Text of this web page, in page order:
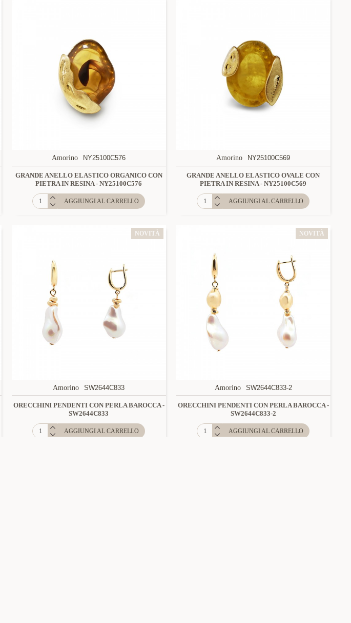
Amorino NY25100C576
GRANDE ANELLO ELASTICO ORGANICO CON
PIETRA IN RESINA - NY25100C576
AGGIUNGI AL CARRELLO
Amorino NY25100C569
GRANDE ANELLO ELASTICO OVALE CON
PIETRA IN RESINA - NY25100C569
AGGIUNGI AL CARRELLO
NOVITÀ
Amorino SW2644C833
ORECCHINI PENDENTI CON PERLA BAROCCA -
SW2644C833
AGGIUNGI AL CARRELLO
NOVITÀ
Amorino SW2644C833-2
ORECCHINI PENDENTI CON PERLA BAROCCA -
SW2644C833-2
AGGIUNGI AL CARRELLO